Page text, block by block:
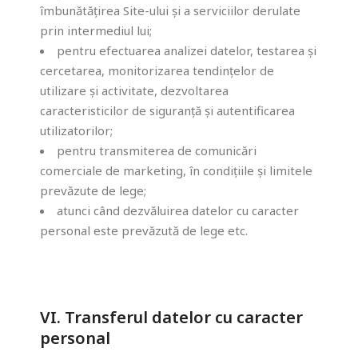
îmbunătățirea Site-ului și a serviciilor derulate
prin intermediul lui;
pentru efectuarea analizei datelor, testarea și
cercetarea, monitorizarea tendințelor de
utilizare și activitate, dezvoltarea
caracteristicilor de siguranță și autentificarea
utilizatorilor;
pentru transmiterea de comunicări
comerciale de marketing, în condițiile și limitele
prevăzute de lege;
atunci când dezvăluirea datelor cu caracter
personal este prevăzută de lege etc.
VI. Transferul datelor cu caracter
personal